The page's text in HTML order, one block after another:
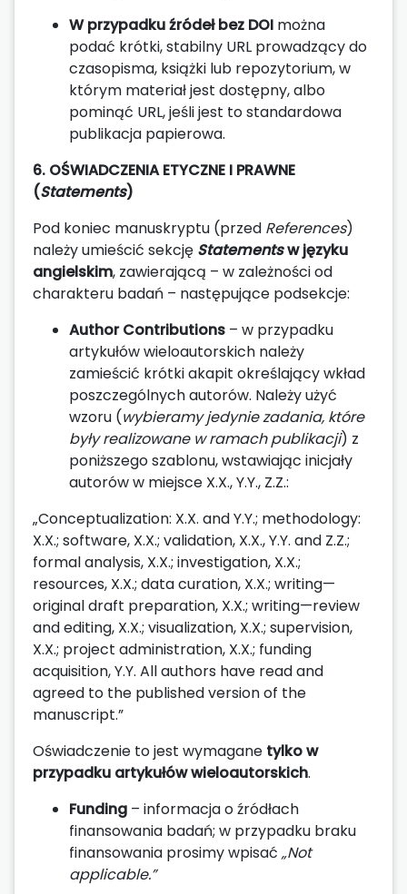
W przypadku źródeł bez DOI można
podać krótki, stabilny URL prowadzący do
czasopisma, książki lub repozytorium, w
którym materiał jest dostępny, albo
pominąć URL, jeśli jest to standardowa
publikacja papierowa.
6. OŚWIADCZENIA ETYCZNE I PRAWNE
(Statements)
Pod koniec manuskryptu (przed References)
należy umieścić sekcję Statementsw języku
angielskim, zawierającą – w zależności od
charakteru badań – następujące podsekcje:
Author Contributions – w przypadku
artykułów wieloautorskich należy
zamieścić krótki akapit określający wkład
poszczególnych autorów. Należy użyć
wzoru (wybieramy jedynie zadania, które
były realizowane w ramach publikacji) z
poniższego szablonu, wstawiając inicjały
autorów w miejsce X.X., Y.Y., Z.Z.:
„Conceptualization: X.X. and Y.Y.; methodology:
X.X.; software, X.X.; validation, X.X., Y.Y. and Z.Z.;
formal analysis, X.X.; investigation, X.X.;
resources, X.X.; data curation, X.X.; writing—
original draft preparation, X.X.; writing—review
and editing, X.X.; visualization, X.X.; supervision,
X.X.; project administration, X.X.; funding
acquisition, Y.Y. All authors have read and
agreed to the published version of the
manuscript.”
Oświadczenie to jest wymagane tylko w
przypadku artykułów wieloautorskich.
Funding – informacja o źródłach
finansowania badań; w przypadku braku
finansowania prosimy wpisać „Not
applicable.”